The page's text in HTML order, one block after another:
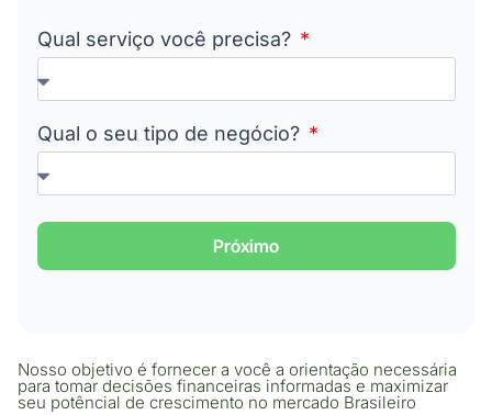
Qual serviço você precisa?
Qual o seu tipo de negócio?
Próximo
Nosso objetivo é fornecer a você a orientação necessária
para tomar decisões financeiras informadas e maximizar
seu potêncial de crescimento no mercado Brasileiro